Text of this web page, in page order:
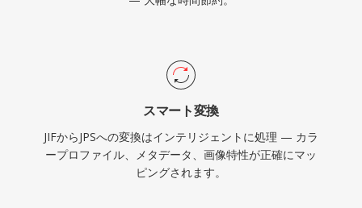
スマート変換
JIFからJPSへの変換はインテリジェントに処理 — カラ
ープロファイル、メタデータ、画像特性が正確にマッ
ピングされます。